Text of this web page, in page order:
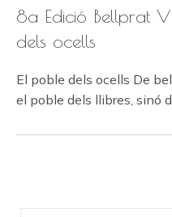
8a Edició Bellprat
dels ocells
El poble dels ocells De
el poble dels llibres, sinó